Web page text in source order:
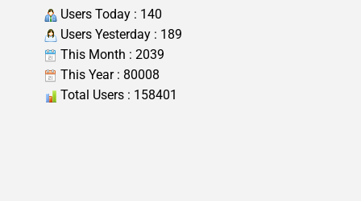
Users Today : 140
Users Yesterday : 189
This Month : 2039
This Year : 80008
Total Users : 158401